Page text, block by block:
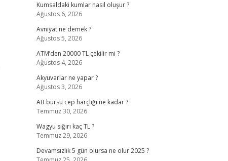
Kumsaldaki kumlar nasıl oluşur ?
Ağustos 6, 2026
Avniyat ne demek ?
Ağustos 5, 2026
ATM’den 20000 TL çekilir mi ?
Ağustos 4, 2026
Akyuvarlar ne yapar ?
Ağustos 3, 2026
AB bursu cep harçlığı ne kadar ?
Temmuz 30, 2026
Wagyu sığırı kaç TL ?
Temmuz 29, 2026
Devamsızlık 5 gün olursa ne olur 2025 ?